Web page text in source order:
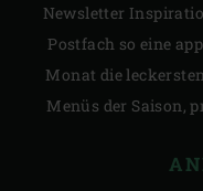
Newsletter
Postfach so eine
Monat die
Menüs der Saison,